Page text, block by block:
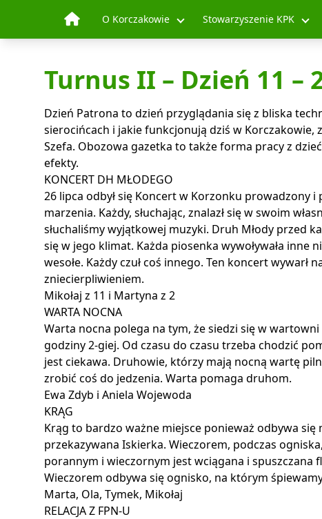
O Korczakowie Stowarzyszenie KPK
Turnus II – Dzień 11 –
Dzień Patrona to dzień przyglądania się z bliska
sierocińcach i jakie funkcjonują dziś w
Szefa. Obozowa gazetka to także forma pracy z
efekty.
KONCERT DH MŁODEGO
26 lipca odbył się Koncert w Korzonku prowadzony
marzenia. Każdy, słuchając, znalazł się w swoim
słuchaliśmy wyjątkowej muzyki. Druh Młody przed
się w jego klimat. Każda piosenka wywoływała
wesołe. Każdy czuł coś innego. Ten koncert
zniecierpliwieniem.
Mikołaj z 11 i Martyna z 2
WARTA NOCNA
Warta nocna polega na tym, że siedzi się w
godziny 2-giej. Od czasu do czasu trzeba chodzić
jest ciekawa. Druhowie, którzy mają nocną wartę
zrobić coś do jedzenia. Warta pomaga druhom.
Ewa Zdyb i Aniela Wojewoda
KRĄG
Krąg to bardzo ważne miejsce ponieważ odbywa
przekazywana Iskierka. Wieczorem, podczas
porannym i wieczornym jest wciągana i
Wieczorem odbywa się ognisko, na którym
Marta, Ola, Tymek, Mikołaj
RELACJA Z FPN-U